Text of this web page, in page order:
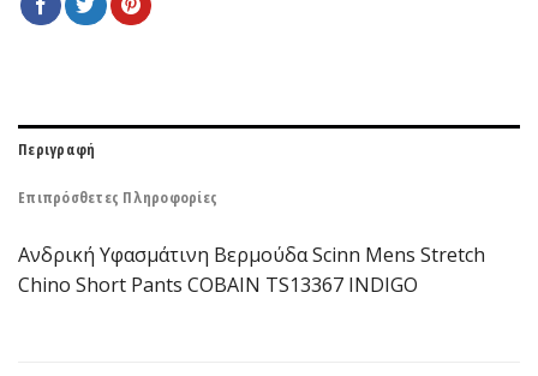
Περιγραφή
Επιπρόσθετες Πληροφορίες
Ανδρική Υφασμάτινη Βερμούδα Scinn Mens Stretch
Chino Short Pants COBAIN TS13367 INDIGO